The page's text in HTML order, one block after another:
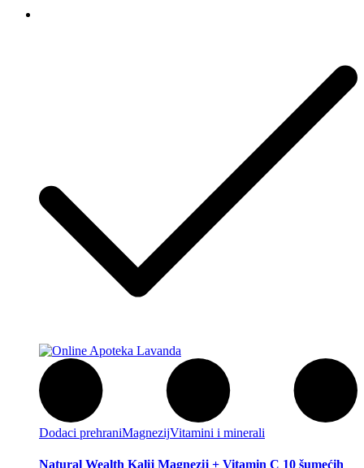
Dodaci prehraniMagnezijVitamini i minerali
Natural Wealth Kalij Magnezij + Vitamin C 10 šumećih